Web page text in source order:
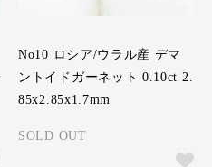
No10 ロシア/ウラル産 デマ
ントイドガーネット 0.10ct 2.
85x2.85x1.7mm
SOLD OUT